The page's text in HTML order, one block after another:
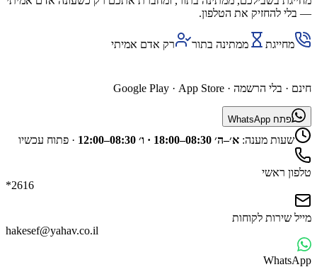
— בלי להחזיק את הטלפון.
מחייגת ממתינה בתור
רק אדם אמיתי
חינם · בלי הרשמה · App Store
·
Google Play
פתח WhatsApp
שעות מענה: א׳–ה׳ 08:30–18:00 · ו׳ 08:30–12:00 · פתוח עכשיו
טלפון ראשי
*2616
מייל שירות לקוחות
hakesef@yahav.co.il
WhatsApp